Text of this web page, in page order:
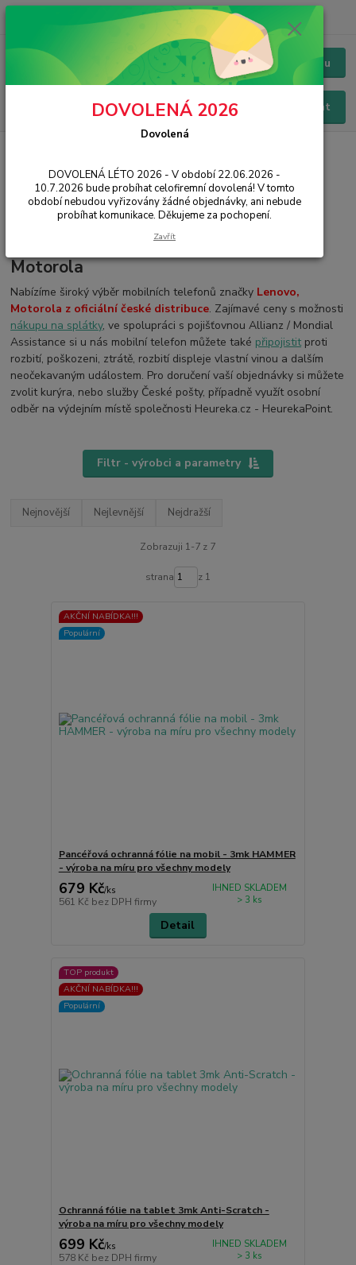
Menu
Hledat
Chat / Online podpora - 24/7
Mobilní telefony Lenovo /
Motorola Moto
Mobilní telefony značky Lenovo Moto,
Motorola
Nabízíme široký výběr mobilních telefonů značky Lenovo,
Motorola z oficiální české distribuce. Zajímavé ceny s možnosti
nákupu na splátky, ve spolupráci s pojišťovnou Allianz / Mondial
Assistance si u nás mobilní telefon můžete také připojistitproti
rozbití, poškozeni, ztrátě, rozbití displeje vlastní vinou a dalším
neočekavaným událostem. Pro doručení vaší objednávky si můžete
zvolit kurýra, nebo služby České pošty, případně využít osobní
odběr na výdejním místě společnosti Heureka.cz - HeurekaPoint.
Filtr - výrobci a parametry
Nejnovější Nejlevnější Nejdražší
Zobrazuji 1-7 z 7
strana z 1
AKČNÍ NABÍDKA!!!
Populární
Pancéřová ochranná fólie na mobil - 3mk HAMMER
- výroba na míru pro všechny modely
679 Kč/ks
561 Kč bez DPH firmy
IHNED SKLADEM
> 3 ks
Detail
TOP produkt
AKČNÍ NABÍDKA!!!
Populární
Ochranná fólie na tablet 3mk Anti-Scratch -
výroba na míru pro všechny modely
699 Kč/ks
578 Kč bez DPH firmy
IHNED SKLADEM
> 3 ks
DOVOLENÁ 2026
Dovolená
DOVOLENÁ LÉTO 2026 - V období 22.06.2026 -
10.7.2026 bude probíhat celofiremní dovolená! V tomto
období nebudou vyřizovány žádné objednávky, ani nebude
probíhat komunikace. Děkujeme za pochopení.
Zavřít